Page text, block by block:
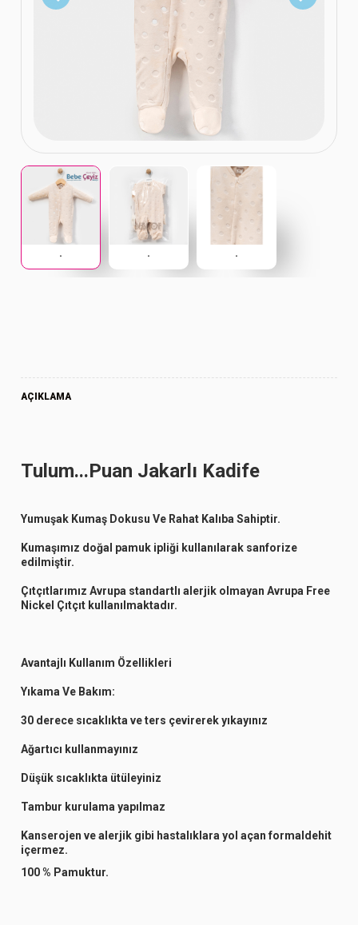
. . .
AÇIKLAMA
Tulum...Puan Jakarlı Kadife
Yumuşak Kumaş Dokusu Ve Rahat Kalıba Sahiptir.
Kumaşımız doğal pamuk ipliği kullanılarak sanforize
edilmiştir.
Çıtçıtlarımız Avrupa standartlı alerjik olmayan Avrupa Free
Nickel Çıtçıt kullanılmaktadır.
Avantajlı Kullanım Özellikleri
Yıkama Ve Bakım:
30 derece sıcaklıkta ve ters çevirerek yıkayınız
Ağartıcı kullanmayınız
Düşük sıcaklıkta ütüleyiniz
Tambur kurulama yapılmaz
Kanserojen ve alerjik gibi hastalıklara yol açan formaldehit
içermez.
100 % Pamuktur.